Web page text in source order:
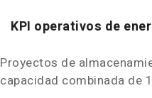
KPI operativos de
Proyectos de
capacidad combinada de